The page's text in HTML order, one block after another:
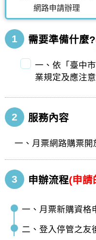
網路申請辦理
1 需要準備什麼?
一、依「臺中
業規定及應注
2 服務內容
一、月票網路購票開
3 申辦流程(申請
一、月票新購資格
二、登入停管之友